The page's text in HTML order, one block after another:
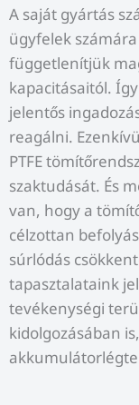
A saját gyártás
ügyfelek
függetlenítjük
kapacitásaitól.
jelentős
reagálni.
PTFE
szaktudását. És
van, hogy a
célzottan
súrlódás
tapasztalataink
tevékenységi
kidolgozásában